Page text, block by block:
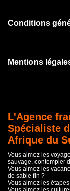
Conditions
Mentions
L'Agence
Spécialiste
Afrique du
Vous aimez les
sauvage, contempler
Vous aimez les
de sable fin ?
Vous aimez les